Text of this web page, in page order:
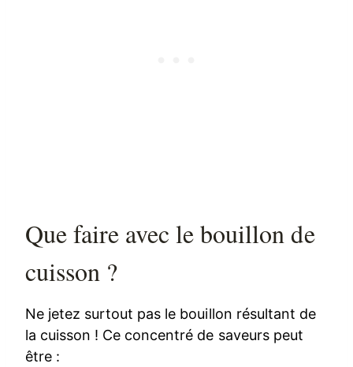
Que faire avec le bouillon de
cuisson ?
Ne jetez surtout pas le bouillon résultant de
la cuisson ! Ce concentré de saveurs peut
être :